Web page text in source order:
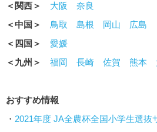
＜関西＞
大阪
奈良
＜中国＞ 鳥取 島根 岡山
広島
＜四国＞ 愛媛
＜九州＞ 福岡 長崎 佐賀 熊本
おすすめ情報
・ 2021年度 JA全農杯全国小学生選抜